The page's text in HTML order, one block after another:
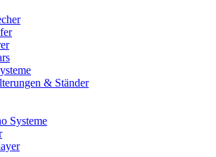
& Ständer
Systeme